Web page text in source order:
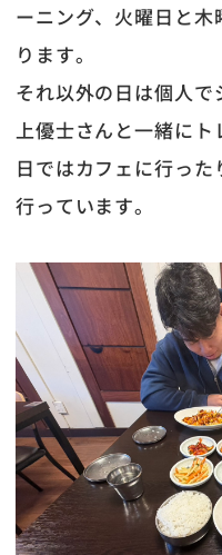
ーニング、火曜日と
ります。
それ以外の日は個人
上優士さんと一緒に
日ではカフェに行っ
行っています。